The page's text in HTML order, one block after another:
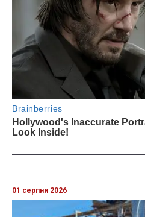
01 серпня 2026